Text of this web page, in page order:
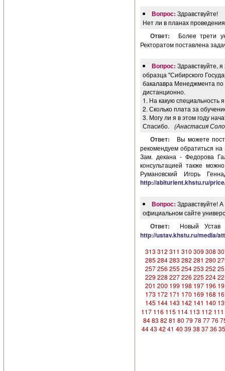
Вопрос: Здравствуйте!
Нет ли в планах
Ответ:
Более трети
Ректоратом поставлена
Вопрос: Здравствуйте,
образца "Сибирского
бакалавра Менеджмента
дистанционно.
1. На какую специальность
2. Сколько плата за
3. Могу ли я в этом году
Спасибо.
(Анастасия
Ответ:
Вы можете
рекомендуем обратиться
Зам. декана - Федорова
консультацией также
Румановский Игорь
http://abiturient.khstu.ru/
Вопрос: Здравствуйте!
официальном сайте
Ответ: Новый
http://ustav.khstu.ru/media/
313 312 311 310 309 308
285 284 283 282 281 280
257 256 255 254 253 252
229 228 227 226 225 224
201 200 199 198 197 196
173 172 171 170 169 168
145 144 143 142 141 140
117 116 115 114 113 112 111
84 83 82 81 80 79 78 77 76
4443 42 41 40 39 38 3736 35